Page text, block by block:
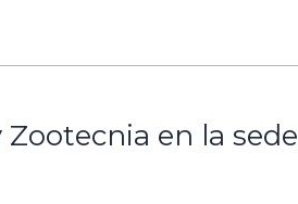
en la sede